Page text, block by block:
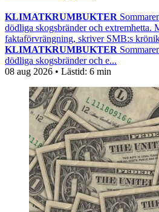
KLIMATKRUMBUKTER
dödliga skogsbränder och extremhetta.
faktaförvrängning, skriver SMB:s
KLIMATKRUMBUKTER
dödliga skogsbränder och e...
08 aug 2026 • Lästid: 6 min